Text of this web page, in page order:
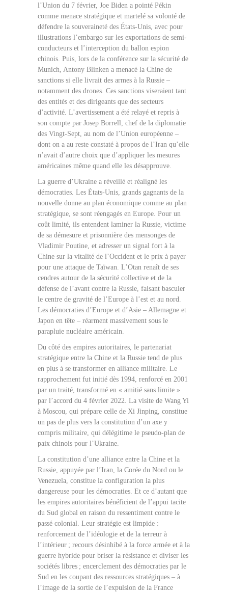
l’Union du 7 février, Joe Biden a pointé Pékin
comme menace stratégique et martelé sa volonté de
défendre la souveraineté des États-Unis, avec pour
illustrations l’embargo sur les exportations de semi-
conducteurs et l’interception du ballon espion
chinois. Puis, lors de la conférence sur la sécurité de
Munich, Antony Blinken a menacé la Chine de
sanctions si elle livrait des armes à la Russie –
notamment des drones. Ces sanctions viseraient tant
des entités et des dirigeants que des secteurs
d’activité. L’avertissement a été relayé et repris à
son compte par Josep Borrell, chef de la diplomatie
des Vingt-Sept, au nom de l’Union européenne –
dont on a au reste constaté à propos de l’Iran qu’elle
n’avait d’autre choix que d’appliquer les mesures
américaines même quand elle les désapprouve.
La guerre d’Ukraine a réveillé et réaligné les
démocraties. Les États-Unis, grands gagnants de la
nouvelle donne au plan économique comme au plan
stratégique, se sont réengagés en Europe. Pour un
coût limité, ils entendent laminer la Russie, victime
de sa démesure et prisonnière des mensonges de
Vladimir Poutine, et adresser un signal fort à la
Chine sur la vitalité de l’Occident et le prix à payer
pour une attaque de Taïwan. L’Otan renaît de ses
cendres autour de la sécurité collective et de la
défense de l’avant contre la Russie, faisant basculer
le centre de gravité de l’Europe à l’est et au nord.
Les démocraties d’Europe et d’Asie – Allemagne et
Japon en tête – réarment massivement sous le
parapluie nucléaire américain.
Du côté des empires autoritaires, le partenariat
stratégique entre la Chine et la Russie tend de plus
en plus à se transformer en alliance militaire. Le
rapprochement fut initié dès 1994, renforcé en 2001
par un traité, transformé en « amitié sans limite »
par l’accord du 4 février 2022. La visite de Wang Yi
à Moscou, qui prépare celle de Xi Jinping, constitue
un pas de plus vers la constitution d’un axe y
compris militaire, qui délégitime le pseudo-plan de
paix chinois pour l’Ukraine.
La constitution d’une alliance entre la Chine et la
Russie, appuyée par l’Iran, la Corée du Nord ou le
Venezuela, constitue la configuration la plus
dangereuse pour les démocraties. Et ce d’autant que
les empires autoritaires bénéficient de l’appui tacite
du Sud global en raison du ressentiment contre le
passé colonial. Leur stratégie est limpide :
renforcement de l’idéologie et de la terreur à
l’intérieur ; recours désinhibé à la force armée et à la
guerre hybride pour briser la résistance et diviser les
sociétés libres ; encerclement des démocraties par le
Sud en les coupant des ressources stratégiques – à
l’image de la sortie de l’expulsion de la France